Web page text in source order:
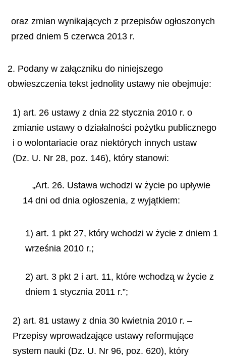
oraz zmian wynikających z przepisów ogłoszonych
przed dniem 5 czerwca 2013 r.
2. Podany w załączniku do niniejszego
obwieszczenia tekst jednolity ustawy nie obejmuje:
1) art. 26 ustawy z dnia 22 stycznia 2010 r. o
zmianie ustawy o działalności pożytku publicznego
i o wolontariacie oraz niektórych innych ustaw
(Dz. U. Nr 28, poz. 146), który stanowi:
„Art. 26. Ustawa wchodzi w życie po upływie
14 dni od dnia ogłoszenia, z wyjątkiem:
1) art. 1 pkt 27, który wchodzi w życie z dniem 1
września 2010 r.;
2) art. 3 pkt 2 i art. 11, które wchodzą w życie z
dniem 1 stycznia 2011 r.”;
2) art. 81 ustawy z dnia 30 kwietnia 2010 r. –
Przepisy wprowadzające ustawy reformujące
system nauki (Dz. U. Nr 96, poz. 620), który